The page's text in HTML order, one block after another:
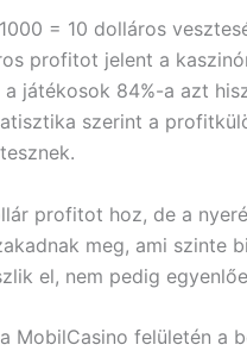
= 10 dolláros
profitot jelent a
játékosok 84%-a azt
szerint a
profitot hoz, de a
meg, ami szinte
el, nem pedig
MobilCasino felületén a